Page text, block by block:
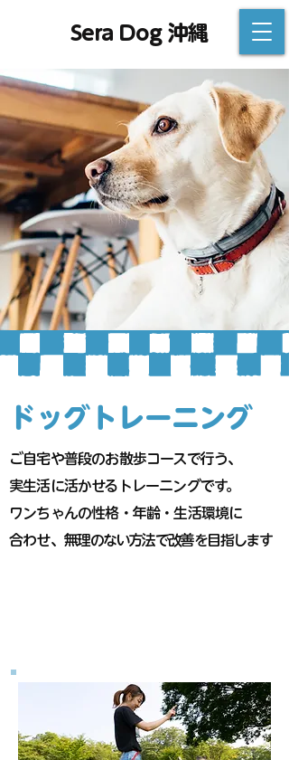
Sera Dog 沖縄
ドッグトレーニング
ご自宅や普段のお散歩コースで行う、
実生活に活かせるトレーニングです。
ワンちゃんの性格・年齢・生活環境に
合わせ、 無理のない方法で改善を目指します